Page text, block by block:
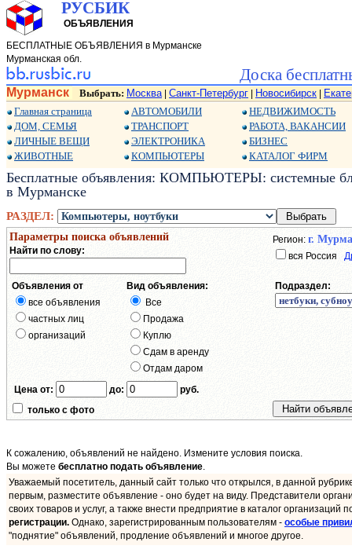
РУСБИК
ОБЪЯВЛЕНИЯ
БЕСПЛАТНЫЕ ОБЪЯВЛЕНИЯ в Мурманске
Мурманская обл.
Доска
Мурманск Выбрать: Москва| Санкт-Петербург Новосибирск
Главная страница
ДОМ, СЕМЬЯ
ЛИЧНЫЕ ВЕЩИ
ЖИВОТНЫЕ
АВТОМОБИЛИ
ТРАНСПОРТ
ЭЛЕКТРОНИКА
КОМПЬЮТЕРЫ
НЕДВИЖИМОСТЬ
РАБОТА, ВАКАНСИИ
БИЗНЕС
КАТАЛОГ ФИРМ
Бесплатные объявления: КОМПЬЮТЕРЫ: системные
в Мурманске
РАЗДЕЛ:
Параметры поиска объявлений
Найти по слову:
Регион: г.
вся Россия
Объявления от
все объявления
частных лиц
организаций
Вид объявления:
Все
Продажа
Куплю
Сдам в аренду
Отдам даром
Подраздел:
Цена от: до:
руб.
только с фото
К сожалению, объявлений не найдено. Измените условия поиска.
Вы можете бесплатно подать объявление.
Уважаемый посетитель, данный сайт только что открылся, в данной
первым, разместите объявление - оно будет на виду. Представители
своих товаров и услуг, а также внести предприятие в каталог организаций
регистрации. Однако, зарегистрированным пользователям - особые
"поднятие" объявлений, продление объявлений и многое другое.